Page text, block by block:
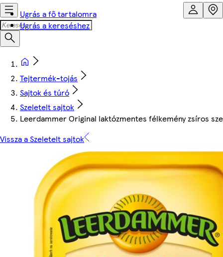
Ugrás a fő tartalomra
Ugrás a kereséshez
Tejtermék-tojás
Sajtok és túró
Szeletelt sajtok
Leerdammer Original laktózmentes félkemény zsíros
Vissza a Szeletelt sajtok